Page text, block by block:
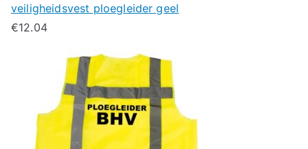
veiligheidsvest ploegleider geel
€12.04